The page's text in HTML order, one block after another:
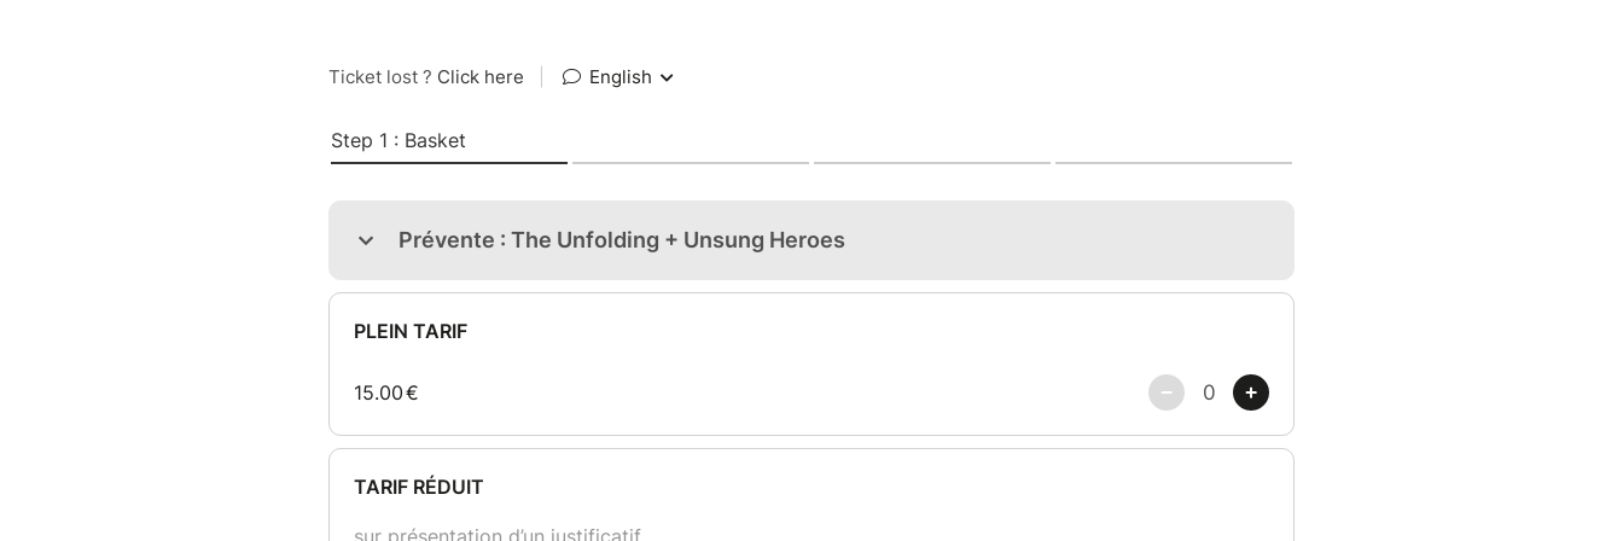
Ticket lost ? Click here English
Step 1 : Basket
Prévente : The Unfolding + Unsung Heroes
PLEIN TARIF
15.00€
TARIF RÉDUIT
sur présentation d’un justificatif